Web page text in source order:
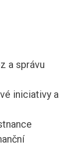
a správu
iniciativy a